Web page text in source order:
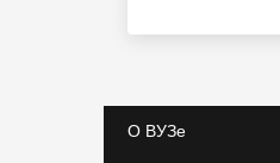
О ВУЗе